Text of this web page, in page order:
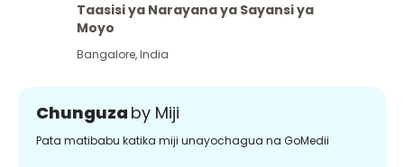
Taasisi ya Narayana ya Sayansi ya
Moyo
Bangalore,India
Chunguza by Miji
Pata matibabu katika miji unayochagua na GoMedii